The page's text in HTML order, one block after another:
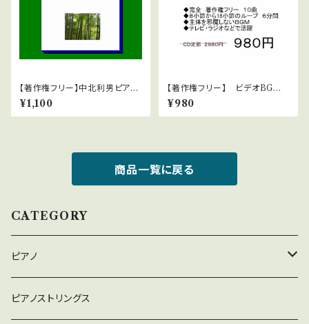
【著作権フリー】中北利男ピアノ
アレンジ 童謡集 第一集 WA
Vファイル
¥1,100
【著作権フリー】 ビデオBGM
シリーズ No.3 愉快な明るい
ラテン
¥980
商品一覧に戻る
CATEGORY
ピアノ
癒しのピアノ
ピアノストリングス